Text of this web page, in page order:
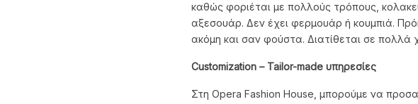
καθώς φοριέται με πολλούς τρόπους,
αξεσουάρ. Δεν έχει φερμουάρ ή κουμπιά.
ακόμη και σαν φούστα. Διατίθεται σε
Customization – Tailor-made υπηρεσίες
Στη Opera Fashion House, μπορούμε να